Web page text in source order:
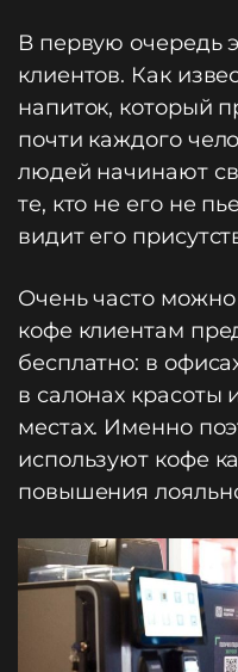
В первую очередь
клиентов. Как
напиток, который
почти каждого
людей начинают
те, кто не его не
видит его
Очень часто можно
кофе клиентам
бесплатно: в
в салонах красоты
местах. Именно
используют кофе
повышения